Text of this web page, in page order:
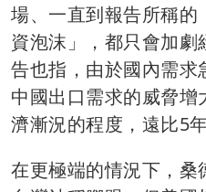
場、一直到報告所稱
資泡沫」，都只會加劇
告也指，由於國內需
中國出口需求的威脅
濟漸況的程度，遠比5
在更極端的情況下，